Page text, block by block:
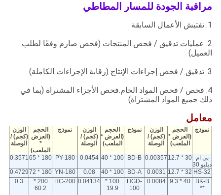
مراقبة الجودة للمسار المطاطي
1. تفتيش الأعمال السابقة
2. عمليات تدقيق / فحص المنتجات (فحص صارم وفقًا لطلب
العميل)
3. تدقيق / فحص إجراءات الإنتاج (رقابة الإجراءات الكاملة)
4. فحص / فحص المواد الخام.فحص الأجزاء المشتراة (بما في
ذلك جميع المواد المشتراة)
معامل
نموذج
الحجم
(العرض *
الملعب)
الوزن
(كجم) /
الوصلة
نموذج
الحجم
(العرض *
الملعب)
الوزن
(كجم) /
الوصلة
نموذج
الحجم
(العرض
*
الملعب)
الوزن
(كجم) /
الوصلة
بي ام
دبليو 30
30 * 12.7
0.00357
BD-B
100 * 40
0.0454
PY-180
180 * 65
0.3571
HS-32
32 * 12.7
0.0031
BD-A
100 * 40
0.08
YN-180
180 * 72
0.4729
BK-B
**
40 * 9.3
0.0084
HGD-
100
100 *
19.9
0.04134
HC-200
200 *
60.2
0.3